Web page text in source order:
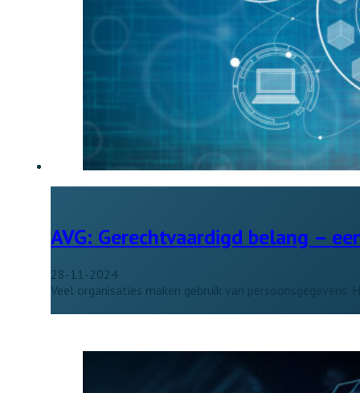
AVG: Gerechtvaardigd belang –
28-11-2024
Veel organisaties maken gebruik van